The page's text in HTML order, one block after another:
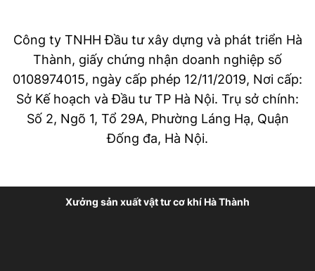
Công ty TNHH Đầu tư xây dựng và phát triển Hà
Thành, giấy chứng nhận doanh nghiệp số
0108974015, ngày cấp phép 12/11/2019, Nơi cấp:
Sở Kế hoạch và Đầu tư TP Hà Nội. Trụ sở chính:
Số 2, Ngõ 1, Tổ 29A, Phường Láng Hạ, Quận
Đống đa, Hà Nội.
Xưởng sản xuất vật tư cơ khí Hà Thành